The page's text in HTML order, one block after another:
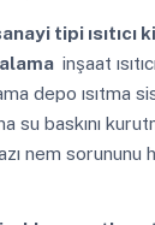
tipi ısıtıcı
inşaat
depo ısıtma
su baskını
nem sorununu